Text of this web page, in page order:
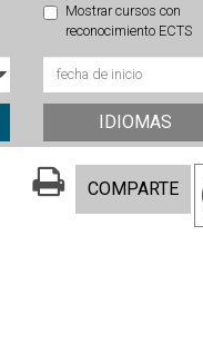
Mostrar cursos con
reconocimiento ECTS
IDIOMAS
COMPARTE